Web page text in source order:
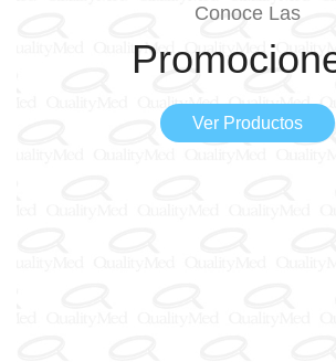
Conoce Las
Ver Productos